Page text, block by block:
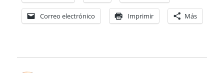
Correo electrónico Imprimir Más